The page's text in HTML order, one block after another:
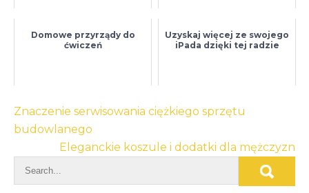
Domowe przyrządy do
ćwiczeń
Uzyskaj więcej ze swojego
iPada dzięki tej radzie
Nawigacja
wpisu
Znaczenie serwisowania ciężkiego sprzętu
budowlanego
Eleganckie koszule i dodatki dla mężczyzn